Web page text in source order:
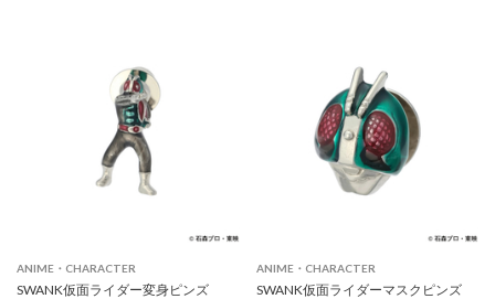
ANIME・CHARACTER
SWANK仮面ライダー変身ピンズ
ANIME・CHARACTER
SWANK仮面ライダーマスクピンズ